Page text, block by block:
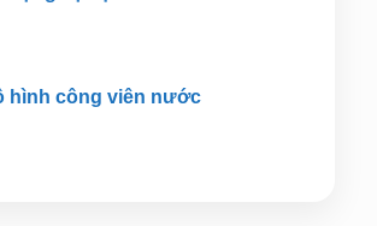
hình công viên nước